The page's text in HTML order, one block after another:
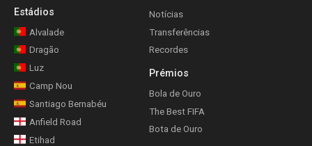
Estádios
Alvalade
Dragão
Luz
Camp Nou
Santiago Bernabéu
Anfield Road
Etihad
Notícias
Transferências
Recordes
Prémios
Bola de Ouro
The Best FIFA
Bota de Ouro